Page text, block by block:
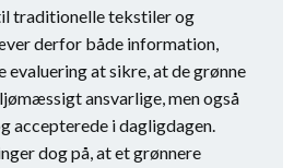
traditionelle tekstiler og
derfor både information,
evaluering at sikre, at de grønne
ansvarlige, men også
accepterede i dagligdagen.
dog på, at et grønnere